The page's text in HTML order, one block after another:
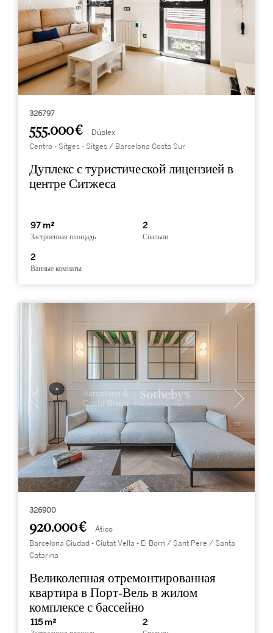
326797
555.000 € Dúplex
Centro - Sitges - Sitges / Barcelona Costa Sur
Дуплекс с туристической лицензией в
центре Ситжеса
97 m²
Застроенная площадь
2
Спальни
2
Ванные комнаты
326900
920.000 € Ático
Barcelona Ciudad - Ciutat Vella - El Born / Sant Pere / Santa
Catarina
Великолепная отремонтированная
квартира в Порт-Вель в жилом
комплексе с бассейно
115 m² 2